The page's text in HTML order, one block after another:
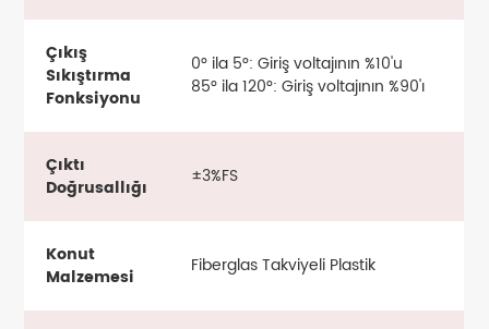
Çıkış
Sıkıştırma
Fonksiyonu
0° ila 5°: Giriş voltajının %10'u
85° ila 120°: Giriş voltajının %90'ı
Çıktı
Doğrusallığı
±3%FS
Konut
Malzemesi
Fiberglas Takviyeli Plastik